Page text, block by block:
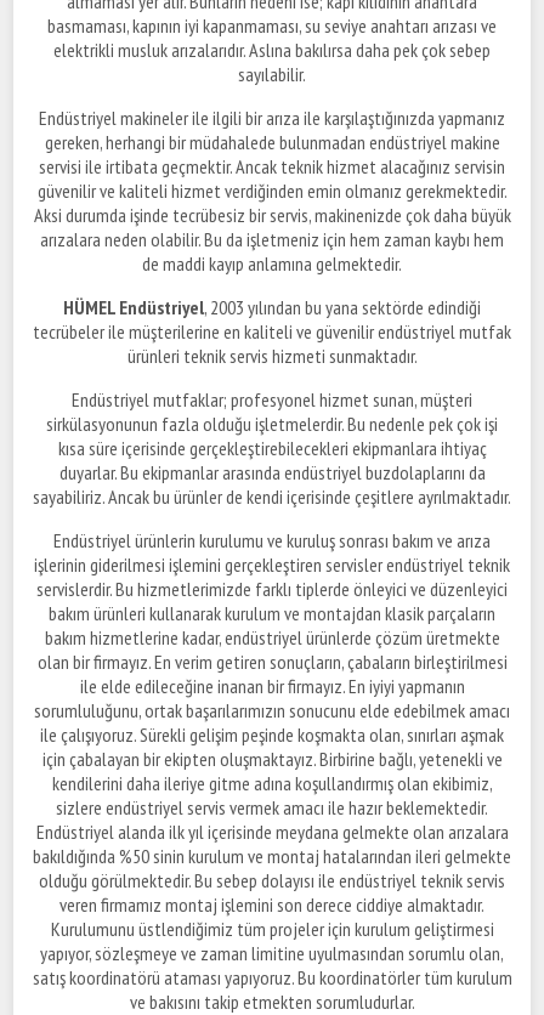
basmaması, kapının iyi kapanmaması, su seviye anahtarı arızası ve
elektrikli musluk arızalarıdır. Aslına bakılırsa daha pek çok sebep
sayılabilir.
Endüstriyel makineler ile ilgili bir arıza ile karşılaştığınızda yapmanız
gereken, herhangi bir müdahalede bulunmadan endüstriyel makine
servisi ile irtibata geçmektir. Ancak teknik hizmet alacağınız servisin
güvenilir ve kaliteli hizmet verdiğinden emin olmanız gerekmektedir.
Aksi durumda işinde tecrübesiz bir servis, makinenizde çok daha büyük
arızalara neden olabilir. Bu da işletmeniz için hem zaman kaybı hem
de maddi kayıp anlamına gelmektedir.
HÜMEL Endüstriyel, 2003 yılından bu yana sektörde edindiği
tecrübeler ile müşterilerine en kaliteli ve güvenilir endüstriyel mutfak
ürünleri teknik servis hizmeti sunmaktadır.
Endüstriyel mutfaklar; profesyonel hizmet sunan, müşteri
sirkülasyonunun fazla olduğu işletmelerdir. Bu nedenle pek çok işi
kısa süre içerisinde gerçekleştirebilecekleri ekipmanlara ihtiyaç
duyarlar. Bu ekipmanlar arasında endüstriyel buzdolaplarını da
sayabiliriz. Ancak bu ürünler de kendi içerisinde çeşitlere ayrılmaktadır.
Endüstriyel ürünlerin kurulumu ve kuruluş sonrası bakım ve arıza
işlerinin giderilmesi işlemini gerçekleştiren servisler endüstriyel teknik
servislerdir. Bu hizmetlerimizde farklı tiplerde önleyici ve düzenleyici
bakım ürünleri kullanarak kurulum ve montajdan klasik parçaların
bakım hizmetlerine kadar, endüstriyel ürünlerde çözüm üretmekte
olan bir firmayız. En verim getiren sonuçların, çabaların birleştirilmesi
ile elde edileceğine inanan bir firmayız. En iyiyi yapmanın
sorumluluğunu, ortak başarılarımızın sonucunu elde edebilmek amacı
ile çalışıyoruz. Sürekli gelişim peşinde koşmakta olan, sınırları aşmak
için çabalayan bir ekipten oluşmaktayız. Birbirine bağlı, yetenekli ve
kendilerini daha ileriye gitme adına koşullandırmış olan ekibimiz,
sizlere endüstriyel servis vermek amacı ile hazır beklemektedir.
Endüstriyel alanda ilk yıl içerisinde meydana gelmekte olan arızalara
bakıldığında %50 sinin kurulum ve montaj hatalarından ileri gelmekte
olduğu görülmektedir. Bu sebep dolayısı ile endüstriyel teknik servis
veren firmamız montaj işlemini son derece ciddiye almaktadır.
Kurulumunu üstlendiğimiz tüm projeler için kurulum geliştirmesi
yapıyor, sözleşmeye ve zaman limitine uyulmasından sorumlu olan,
satış koordinatörü ataması yapıyoruz. Bu koordinatörler tüm kurulum
ve bakısını takip etmekten sorumludurlar.